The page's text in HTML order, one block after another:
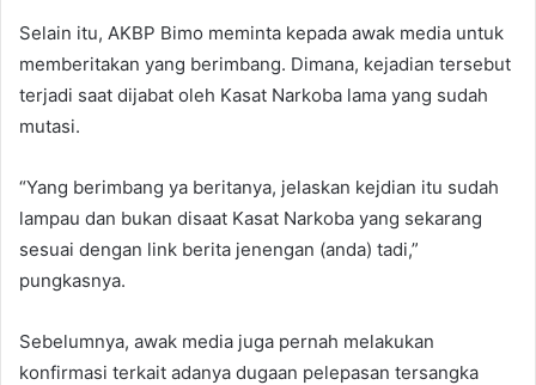
Selain itu, AKBP Bimo meminta kepada awak media untuk
memberitakan yang berimbang. Dimana, kejadian tersebut
terjadi saat dijabat oleh Kasat Narkoba lama yang sudah
mutasi.
“Yang berimbang ya beritanya, jelaskan kejdian itu sudah
lampau dan bukan disaat Kasat Narkoba yang sekarang
sesuai dengan link berita jenengan (anda) tadi,”
pungkasnya.
Sebelumnya, awak media juga pernah melakukan
konfirmasi terkait adanya dugaan pelepasan tersangka